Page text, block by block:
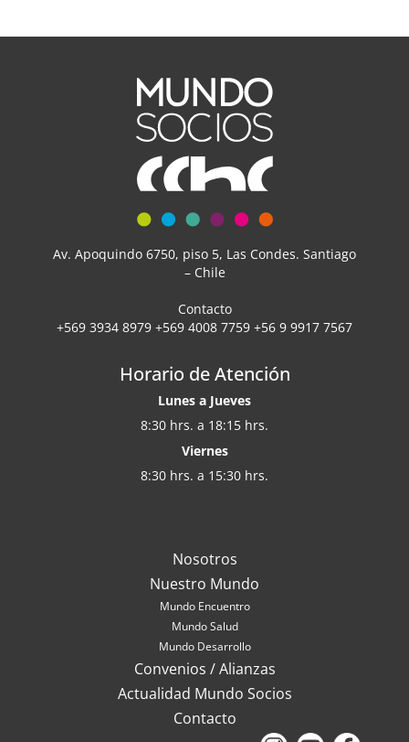
Av. Apoquindo 6750, piso 5, Las Condes. Santiago
– Chile
Contacto
+569 3934 8979 +569 4008 7759 +56 9 9917 7567
Horario de Atención
Lunes a Jueves
8:30 hrs. a 18:15 hrs.
Viernes
8:30 hrs. a 15:30 hrs.
Nosotros
Nuestro Mundo
Mundo Encuentro
Mundo Salud
Mundo Desarrollo
Convenios / Alianzas
Actualidad Mundo Socios
Contacto